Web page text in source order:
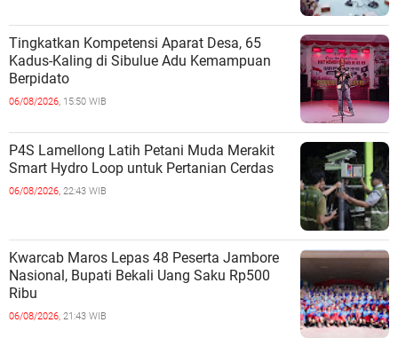
Tingkatkan Kompetensi Aparat Desa, 65
Kadus-Kaling di Sibulue Adu Kemampuan
Berpidato
06/08/2026, 15:50 WIB
P4S Lamellong Latih Petani Muda Merakit
Smart Hydro Loop untuk Pertanian Cerdas
06/08/2026, 22:43 WIB
Kwarcab Maros Lepas 48 Peserta Jambore
Nasional, Bupati Bekali Uang Saku Rp500
Ribu
06/08/2026, 21:43 WIB